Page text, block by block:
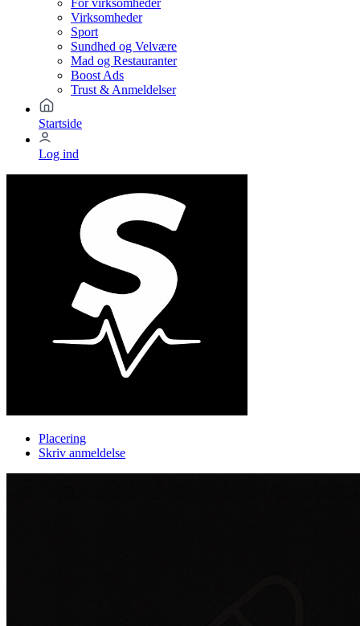
For virksomheder
Virksomheder
Sport
Sundhed og Velvære
Mad og Restauranter
Boost Ads
Trust & Anmeldelser
Startside
Log ind
Placering
Skriv anmeldelse